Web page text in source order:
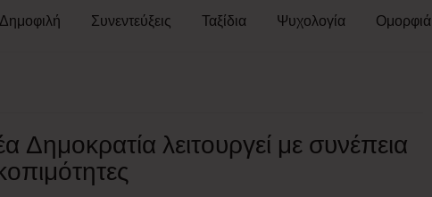
Δημοφιλή Συνεντεύξεις Ταξίδια Ψυχολογία Ομορφιά
λειτουργεί με συνέπεια